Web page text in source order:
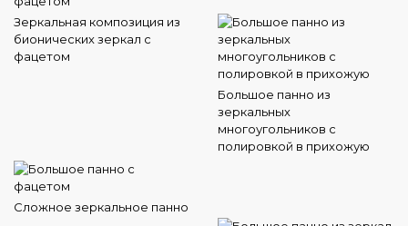
Зеркальная композиция из
бионических зеркал с
фацетом
Большое панно из
зеркальных
многоугольников с
полировкой в прихожую
Сложное зеркальное панно